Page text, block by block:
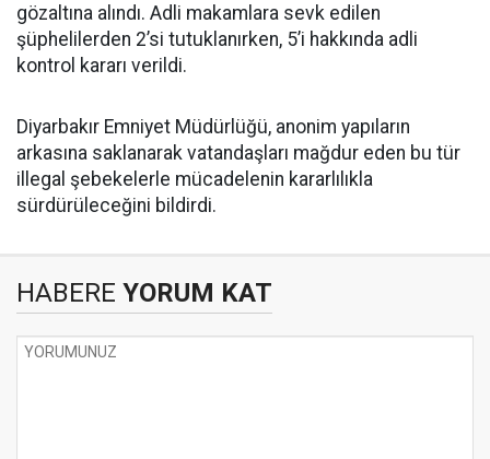
gözaltına alındı. Adli makamlara sevk edilen
şüphelilerden 2’si tutuklanırken, 5’i hakkında adli
kontrol kararı verildi.
Diyarbakır Emniyet Müdürlüğü, anonim yapıların
arkasına saklanarak vatandaşları mağdur eden bu tür
illegal şebekelerle mücadelenin kararlılıkla
sürdürüleceğini bildirdi.
HABERE YORUM KAT